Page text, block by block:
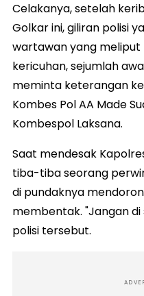
Celakanya, setelah
Golkar ini, giliran polisi
wartawan yang meliput
kericuhan, sejumlah
meminta keterangan
Kombes Pol AA Made
Kombespol Laksana.
Saat mendesak
tiba-tiba seorang
di pundaknya
membentak. "Jangan
polisi tersebut.